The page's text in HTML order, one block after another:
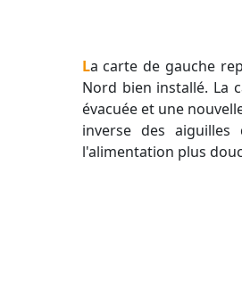
La carte de gauche représente la situation actuelle avec une dépression entre Italie et France et ce flux de
Nord bien installé. La
évacuée et une
inverse des
l'alimentation plus